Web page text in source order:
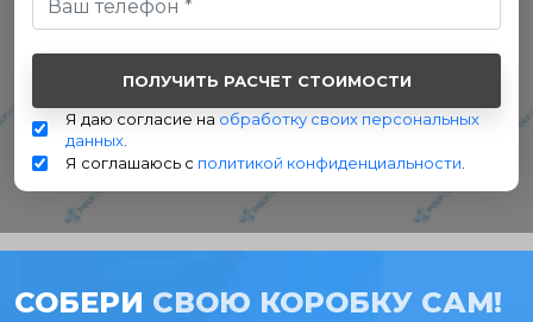
Я даю согласие на обработку своих персональных
данных
Я соглашаюсь с политикой конфиденциальности
СОБЕРИ СВОЮ КОРОБКУ САМ!